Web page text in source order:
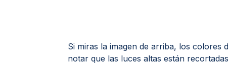
Si miras la imagen de arriba, los colores
notar que las luces altas están